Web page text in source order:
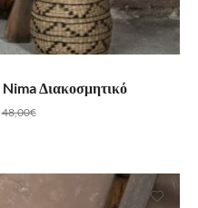
ΚΑΛΆΘΙ
Διακοσμητικό
48,00€